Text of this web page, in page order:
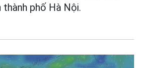
thành phố Hà Nội.